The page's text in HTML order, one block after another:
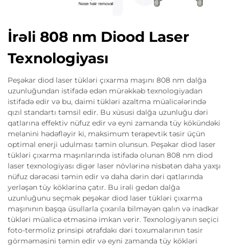
İrəli 808 nm Diood Laser
Texnologiyası
Peşəkar diod laser tükləri çıxarma maşını 808 nm dalğa
uzunluğundan istifadə edən mürəkkəb texnologiyadan
istifadə edir və bu, daimi tükləri azaltma müalicələrində
qızıl standartı təmsil edir. Bu xüsusi dalğa uzunluğu dəri
qatlarına effektiv nüfuz edir və eyni zamanda tüy kökündəki
melanini hədəfləyir ki, maksimum terapevtik təsir üçün
optimal enerji udulması təmin olunsun. Peşəkar diod laser
tükləri çıxarma maşınlarında istifadə olunan 808 nm diod
laser texnologiyası digər laser növlərinə nisbətən daha yaxşı
nüfuz dərəcəsi təmin edir və daha dərin dəri qatlarında
yerləşən tüy köklərinə çatır. Bu irəli gedən dalğa
uzunluğunu seçmək peşəkar diod laser tükləri çıxarma
maşınının başqa üsullarla çıxarıla bilməyən qalın və inadkar
tükləri müalicə etməsinə imkan verir. Texnologiyanın seçici
foto-termoliz prinsipi ətrafdakı dəri toxumalarının təsir
görməməsini təmin edir və eyni zamanda tüy kökləri